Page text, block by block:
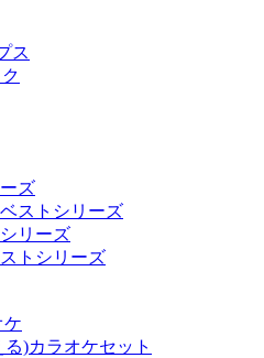
ス
ズ
ストシリーズ
リーズ
トシリーズ
)カラオケセット